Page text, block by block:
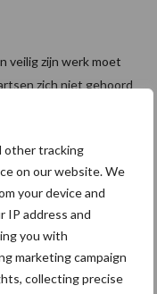
other tracking
on our website. We
your device and
IP address and
you with
marketing campaign
collecting precise
veilig zijn werk moet
zich niet gehoord
om de
haar ook een
zelf. Als zij het
heftige maatregel
Schouten geeft aan